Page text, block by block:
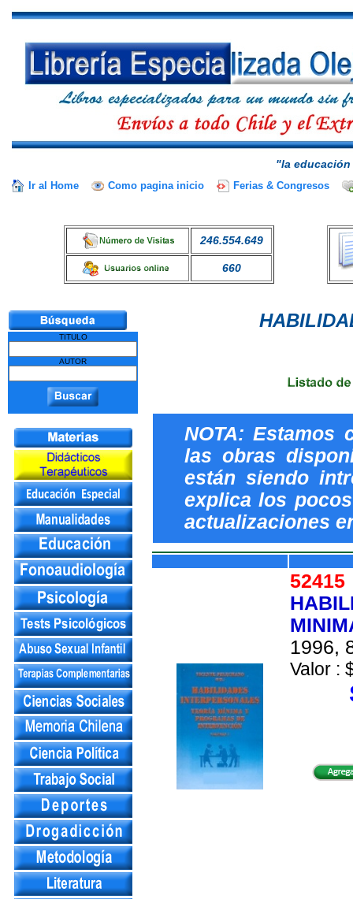
"la
Ir al Home Como pagina inicio Ferias & Congresos
246.554.649
660
TITULO
AUTOR
NOTA: Estamos
las obras
están siendo
explica los
actualizaciones
1996,
Valor :